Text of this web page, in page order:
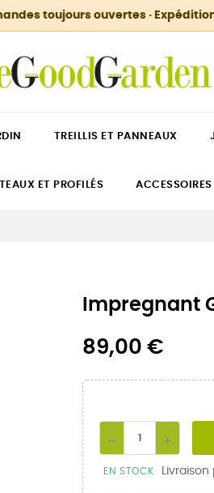
toujours ouvertes ·
TREILLIS ET PANNEAUX
ET PROFILÉS ACCESSOIRES
Impregnant
89,00 €
EN STOCK